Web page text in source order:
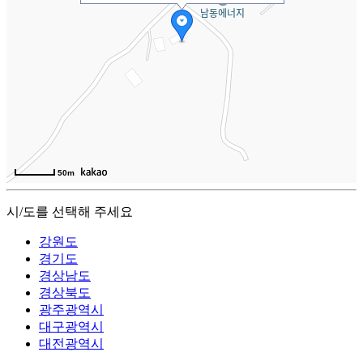
50m
시/도를 선택해 주세요
강원도
경기도
경상남도
경상북도
광주광역시
대구광역시
대전광역시